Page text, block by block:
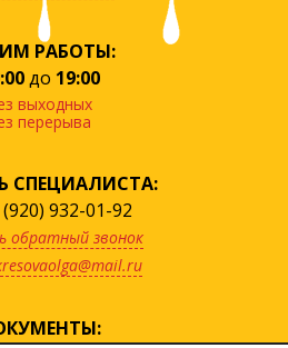
РАБОТЫ:
до 19:00
выходных
перерыва
СПЕЦИАЛИСТА:
932-01-92
обратный звонок